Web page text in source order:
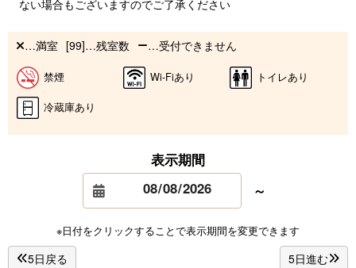
ない場合もございますのでご了承ください
…満室 [99]…残室数 …受付できません
禁煙 Wi-Fiあり トイレあり
冷蔵庫あり
表示期間
～
※日付をクリックすることで表示期間を変更できます
5日戻る 5日進む